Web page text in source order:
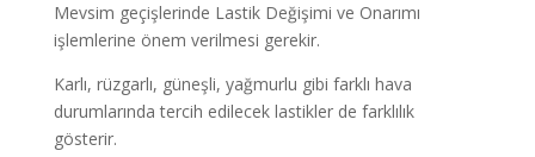
Mevsim geçişlerinde Lastik Değişimi ve Onarımı
işlemlerine önem verilmesi gerekir.
Karlı, rüzgarlı, güneşli, yağmurlu gibi farklı hava
durumlarında tercih edilecek lastikler de farklılık
gösterir.